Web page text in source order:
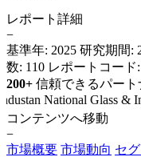
レポート詳細
−
基準年: 2025 研究期間:
数: 110 レポートコード:
200+ 信頼できるパート
コンテンツへ移動
−
市場概要 市場動向 セ